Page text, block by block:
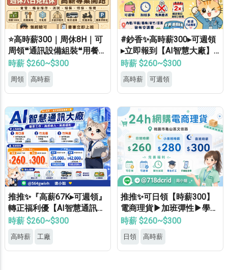
⭐高時薪300｜周休8H｜可
周領❝通訊設備組裝❝用餐補
助⭐等當兵可❝免經驗
時薪 $260~$300
周領 高時薪
#鈔香✨高時薪300▸可週領
▸立即報到【AI智慧大廠】
桃竹苗專車免費接送▸轉正
時薪 $260~$300
高時薪 可週領
推推✨『高薪67K▸可週領』
轉正福利優【AI智慧通訊大
廠】專車接送▸供機車位▸餐
時薪 $260~$300
高時薪 工廠
推推✨可日領【時薪300】
電商理貨▶加班彈性▶學生
打工▶月休8天▶高錄取
時薪 $260~$300
日領 高時薪